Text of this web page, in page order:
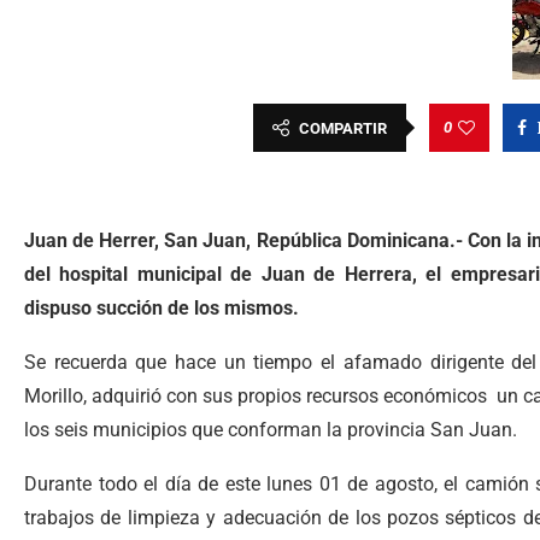
COMPARTIR 0
Juan de Herrer, San Juan, República Dominicana.- Con la
del hospital municipal de Juan de Herrera, el
dispuso succión de los mismos.
Se recuerda que hace un tiempo el afamado dirigente
Morillo, adquirió con sus propios recursos económicos un
los seis municipios que conforman la provincia San Juan.
Durante todo el día de este lunes 01 de agosto, el
trabajos de limpieza y adecuación de los pozos sépticos